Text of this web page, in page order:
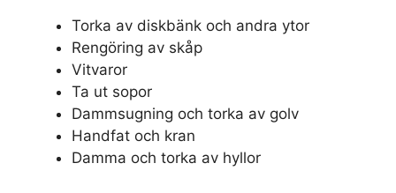
Torka av diskbänk och andra ytor
Rengöring av skåp
Vitvaror
Ta ut sopor
Dammsugning och torka av golv
Handfat och kran
Damma och torka av hyllor